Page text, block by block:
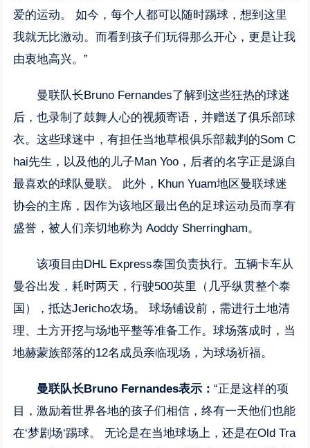
爱的运动。 如今，每个人都可以随时踢球，想到这里
我就无比激动。而看到孩子们玩得那么开心，更是让我
由衷地高兴。”
曼联队长Bruno Fernandes了解到这些狂热的球迷
后，也录制了鼓舞人心的视频寄语，并赠送了俱乐部球
衣。这些球迷中，有担任当地草根俱乐部裁判的Som C
hai先生，以及他的儿子Man Yoo，后者的名字正是源自
最喜欢的球队曼联。 此外，Khun Yuam地区曼联球迷
协会的主席，因作为该地区最出色的足球运动员而享有
盛誉，被人们亲切地称为 Aoddy Sherringham。
该项目由DHL Express泰国负责执行。五辆卡车从
曼谷出发，耗时两天，行驶500英里（几乎纵贯整个泰
国），抵达Jericho农场。 球场铺设前，需进行土地清
理、土方开挖与场地平整等准备工作。球场落成时，当
地赫蒙族部落的12名成员亲临现场，为球场祈福。
曼联队长Bruno Fernandes表示：“正是这样的项
目，激励着世界各地的孩子们相信，终有一天他们也能
在‘梦剧场‘踢球。 无论是在当地球场上，还是在Old Tra